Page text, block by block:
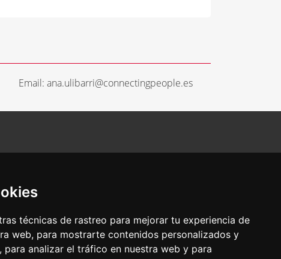
técnicas de rastreo para mejorar tu experiencia de
web, para mostrarte contenidos personalizados y
para analizar el tráfico en nuestra web y para
Email: ana.ulibarri@connectingpeople.es